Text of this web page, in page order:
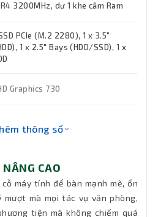
3200MHz, dư 1 khe cắm Ram
PCIe (M.2 2280), 1 x 3.5"
1 x 2.5" Bays (HDD/SSD), 1 x
Graphics 730
thông số
CAO
máy tính để bàn mạnh mẽ, ổn
mượt mà mọi tác vụ văn phòng,
tiện mà không chiếm quá